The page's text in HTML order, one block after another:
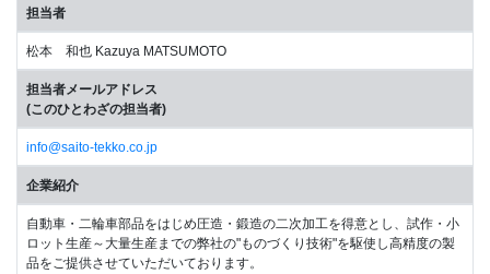
担当者
松本 和也 Kazuya MATSUMOTO
担当者メールアドレス
(このひとわざの担当者)
info@saito-tekko.co.jp
企業紹介
自動車・二輪車部品をはじめ圧造・鍛造の二次加工を得意とし、試作・小
ロット生産～大量生産までの弊社の"ものづくり技術"を駆使し高精度の製
品をご提供させていただいております。